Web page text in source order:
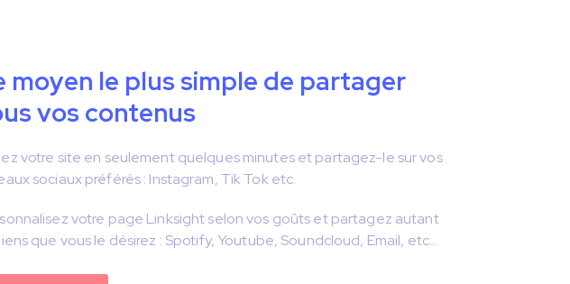
moyen le plus simple de partager
vos contenus
votre site en seulement quelques minutes et partagez-le sur vos
sociaux préférés : Instagram, Tik Tok etc.
votre page Linksight selon vos goûts et partagez autant
que vous le désirez : Spotify, Youtube, Soundcloud, Email, etc...